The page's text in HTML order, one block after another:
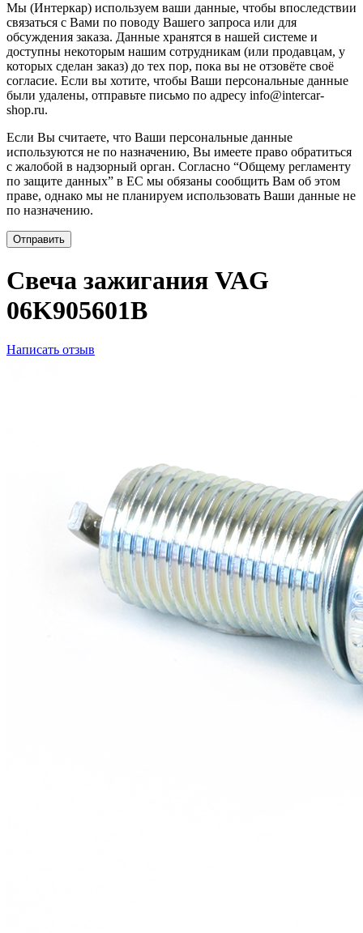
Мы (Интеркар) используем ваши данные, чтобы впоследствии
связаться с Вами по поводу Вашего запроса или для
обсуждения заказа. Данные хранятся в нашей системе и
доступны некоторым нашим сотрудникам (или продавцам, у
которых сделан заказ) до тех пор, пока вы не отзовёте своё
согласие. Если вы хотите, чтобы Ваши персональные данные
были удалены, отправьте письмо по адресу info@intercar-
shop.ru.
Если Вы считаете, что Ваши персональные данные
используются не по назначению, Вы имеете право обратиться
с жалобой в надзорный орган. Согласно “Общему регламенту
по защите данных” в ЕС мы обязаны сообщить Вам об этом
праве, однако мы не планируем использовать Ваши данные не
по назначению.
Отправить
Свеча зажигания VAG
06K905601B
Написать отзыв